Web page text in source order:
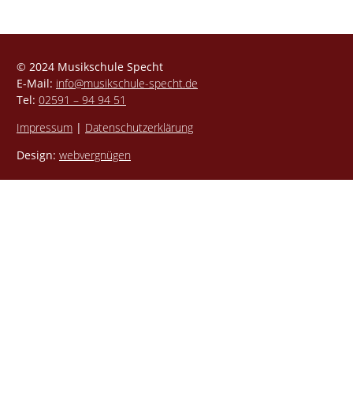
© 2024 Musikschule Specht
E-Mail: info@musikschule-specht.de
Tel: 02591 – 94 94 51
Impressum | Datenschutzerklärung
Design: webvergnügen